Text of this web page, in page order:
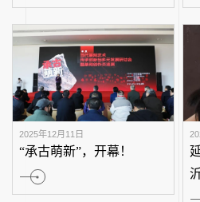
2025年12月23日
展览预告｜问梅消息——
于希宁先生绘画艺术陈列
展即将开始！